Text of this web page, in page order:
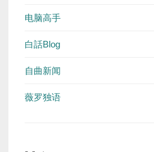
电脑高手
白話Blog
自曲新闻
薇罗独语